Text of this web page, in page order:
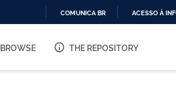
O
COMUNICA BR ACESSO À
BROWSE THE REPOSITORY